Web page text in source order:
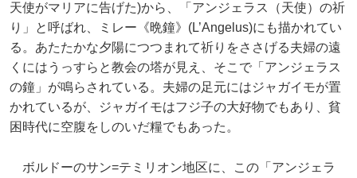
天使がマリアに告げた)から、「アンジェラス（天使）の祈
り」と呼ばれ、ミレー《晩鐘》(L’Angelus)にも描かれてい
る。あたたかな夕陽につつまれて祈りをささげる夫婦の遠
くにはうっすらと教会の塔が見え、そこで「アンジェラス
の鐘」が鳴らされている。夫婦の足元にはジャガイモが置
かれているが、ジャガイモはフジ子の大好物でもあり、貧
困時代に空腹をしのいだ糧でもあった。
ボルドーのサン=テミリオン地区に、この「アンジェラ